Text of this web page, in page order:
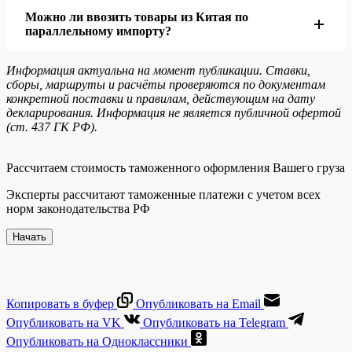
товары, медицинские изделия, брендовые товары,
товары для маркетплейсов и продукция, которая
Чаще всего вопросы возникают по таможенной
стоимости, коду ТН ВЭД, фрахту, оплате через агента,
маркировке, брендам, разрешительным документам и
соответствию товара описанию в инвойсе.
Можно ли ввозить товары из Китая по
параллельному импорту?
Можно, если товар и бренд входят в разрешенный
перечень, продукция оригинальная, а документы
подтверждают легальное введение товара в оборот за
рубежом. Перед отгрузкой проверяются бренд, код ТН
Информация актуальна на момент публикации. Ставки,
сборы, маршруты и расчёты проверяются по документам
конкретной поставки и правилам, действующим на дату
декларирования. Информация не является публичной офертой
(ст. 437 ГК РФ).
Рассчитаем стоимость таможенного оформления Вашего груза
Эксперты рассчитают таможенные платежи с учетом всех
норм законодательства РФ
Начать
Копировать в буфер
Опубликовать на Email
Опубликовать на VK
Опубликовать на Telegram
Опубликовать на Одноклассники